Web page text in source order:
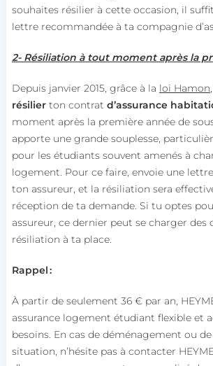
souhaites résilier à cette occasion, il
lettre recommandée à ta compagnie
2- Résiliation à tout moment après la
Depuis janvier 2015, grâce à la loi Hamon
résilierton contrat d’assurance
moment après la première année de
apporte une grande souplesse,
pour les étudiants souvent amenés à
logement. Pour ce faire, envoie une
ton assureur, et la résiliation sera
réception de ta demande. Si tu optes
assureur, ce dernier peut se charger des
résiliation à ta place.
Rappel :
À partir de seulement 36 € par an,
assurance logement étudiant flexible et
besoins. En cas de déménagement ou
situation, n’hésite pas à contacter